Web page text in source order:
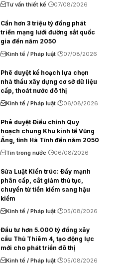
Tư vấn thiết kế 07/08/2026
Cần hơn 3 triệu tỷ đồng phát
triển mạng lưới đường sắt quốc
gia đến năm 2050
Kinh tế / Pháp luật 07/08/2026
Phê duyệt kế hoạch lựa chọn
nhà thầu xây dựng cơ sở dữ liệu
cấp, thoát nước đô thị
Kinh tế / Pháp luật 06/08/2026
Phê duyệt Điều chỉnh Quy
hoạch chung Khu kinh tế Vũng
Áng, tỉnh Hà Tĩnh đến năm 2050
Tin trong nước 06/08/2026
Sửa Luật Kiến trúc: Đẩy mạnh
phân cấp, cắt giảm thủ tục,
chuyển từ tiền kiểm sang hậu
kiểm
Kinh tế / Pháp luật 05/08/2026
Đầu tư hơn 5.000 tỷ đồng xây
cầu Thủ Thiêm 4, tạo động lực
mới cho phát triển đô thị
Kinh tế / Pháp luật 05/08/2026